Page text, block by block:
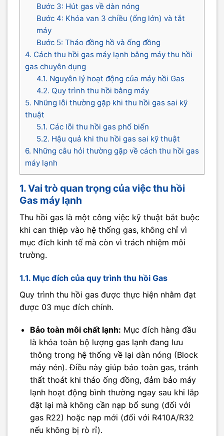
Bước 3: Hút gas về dàn nóng
Bước 4: Khóa van 3 chiều (ống lớn) và tắt
máy
Bước 5: Tháo đồng hồ và ống đồng
4. Cách thu hồi gas máy lạnh bằng máy thu hồi
gas chuyên dụng
4.1. Nguyên lý hoạt động của máy hồi Gas
4.2. Quy trình thu hồi bằng máy
5. Những lỗi thường gặp khi thu hồi gas sai kỹ
thuật
5.1. Các lỗi thu hồi gas phổ biến
5.2. Hậu quả khi thu hồi gas sai kỹ thuật
6. Những câu hỏi thường gặp về cách thu hồi gas
máy lạnh
1. Vai trò quan trọng của việc thu hồi
Gas máy lạnh
Thu hồi gas là một công việc kỹ thuật bắt buộc
khi can thiệp vào hệ thống gas, không chỉ vì
mục đích kinh tế mà còn vì trách nhiệm môi
trường.
1.1. Mục đích của quy trình thu hồi Gas
Quy trình thu hồi gas được thực hiện nhằm đạt
được 03 mục đích chính.
Bảo toàn môi chất lạnh: Mục đích hàng đầu
là khóa toàn bộ lượng gas lạnh đang lưu
thông trong hệ thống về lại dàn nóng (Block
máy nén). Điều này giúp bảo toàn gas, tránh
thất thoát khi tháo ống đồng, đảm bảo máy
lạnh hoạt động bình thường ngay sau khi lắp
đặt lại mà không cần nạp bổ sung (đối với
gas R22) hoặc nạp mới (đối với R410A/R32
nếu không bị rò rỉ).